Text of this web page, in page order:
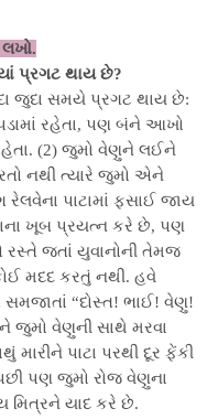
લખો.
પ્રગટ થાય છે?
જુદા સમયે પ્રગટ થાય છે:
રહેતા, પણ બંને આખો
(2) જુમો વેણુને લઈને
નથી ત્યારે જુમો એને
પાટામાં ફસાઈ જાય
ખૂબ પ્રયત્ન કરે છે, પણ
જતાં યુવાનોની તેમજ
મદદ કરતું નથી. હવે
“દોસ્ત! ભાઈ! વેણુ!
વેણુની સાથે મરવા
પાટા પરથી દૂર ફેંકી
પણ જુમો રોજ વેણુના
મિત્રને યાદ કરે છે.